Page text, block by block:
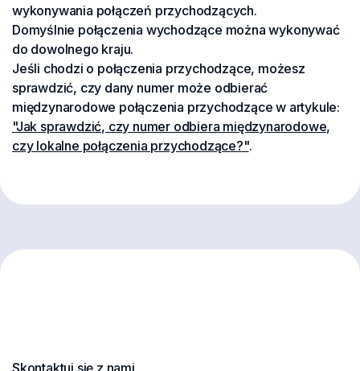
wykonywania połączeń przychodzących.
Domyślnie połączenia wychodzące można wykonywać
do dowolnego kraju.
Jeśli chodzi o połączenia przychodzące, możesz
sprawdzić, czy dany numer może odbierać
międzynarodowe połączenia przychodzące w artykule:
"Jak sprawdzić, czy numer odbiera międzynarodowe,
czy lokalne połączenia przychodzące?".
Skontaktuj się z nami